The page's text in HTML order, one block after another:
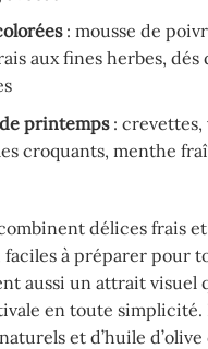
: mousse de
aux fines herbes,
printemps: crevettes,
croquants, menthe
délices frais
à préparer pour
aussi un attrait visuel
en toute simplicité.
et d’huile